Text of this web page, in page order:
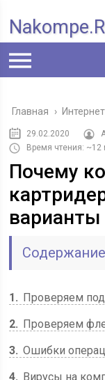
Главная › Интернет
29.02.2020
Время чтения: ~12
Почему
Содержание
1
Проверяем
2
Проверяем
3 Ошибки
4
Вирусы на